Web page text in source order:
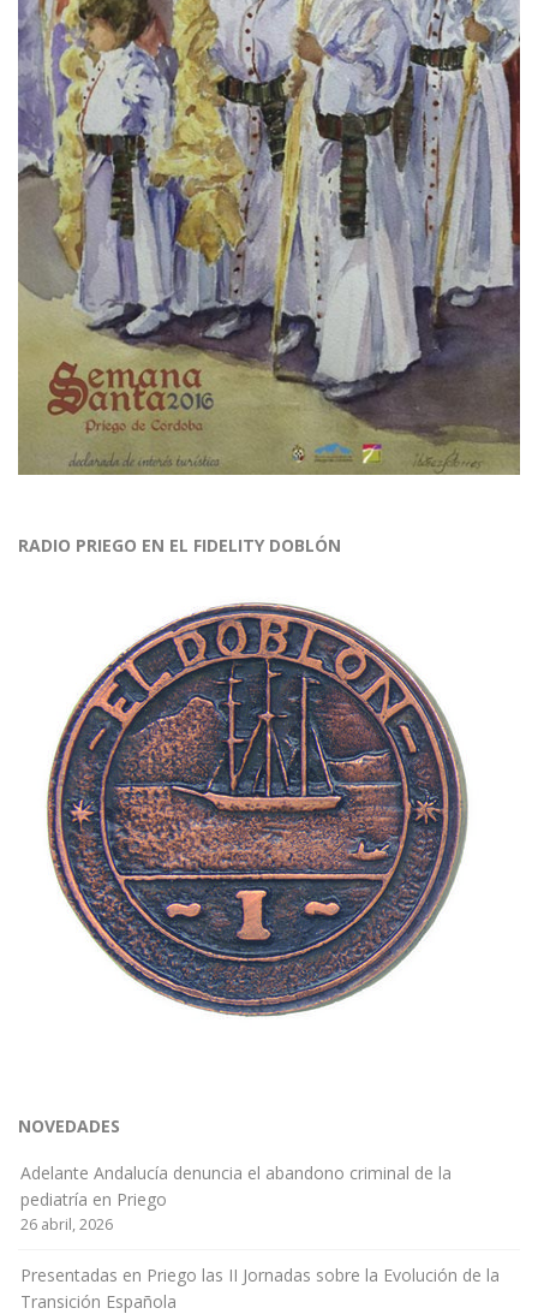
RADIO PRIEGO EN EL FIDELITY DOBLÓN
NOVEDADES
Adelante Andalucía denuncia el abandono criminal de la
pediatría en Priego
26 abril, 2026
Presentadas en Priego las II Jornadas sobre la Evolución de la
Transición Española